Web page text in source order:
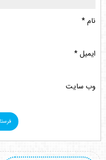
نام*
ایمیل*
وب‌ سایت